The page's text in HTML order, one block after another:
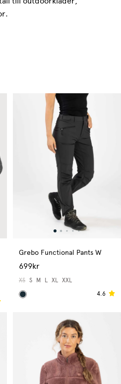
Grebo Functional Pants W
699kr
XS S M L XL
XXL
4.6